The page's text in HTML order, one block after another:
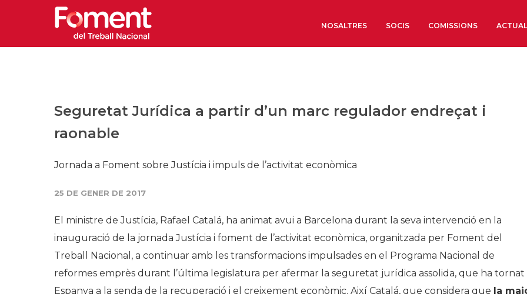
NOSALTRES
Òrgans Consultius
Organitzacions
Coneix més
Història
SOCIS COMISSIONS
Seguretat Jurídica a partir d’un marc regulador endreçat i
raonable
Jornada a Foment sobre Justícia i impuls de l’activitat econòmica
25 DE GENER DE 2017
El ministre de Justícia, Rafael Catalá, ha animat avui a Barcelona durant la seva intervenció en la
inauguració de la jornada Justícia i foment de l’activitat econòmica, organitzada per Foment del
Treball Nacional, a continuar amb les transformacions impulsades en el Programa Nacional de
reformes emprès durant l’última legislatura per afermar la seguretat jurídica assolida, que ha tornat
Espanya a la senda de la recuperació i el creixement econòmic. Així Catalá, que considera que la